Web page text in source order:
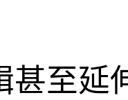
甚至延